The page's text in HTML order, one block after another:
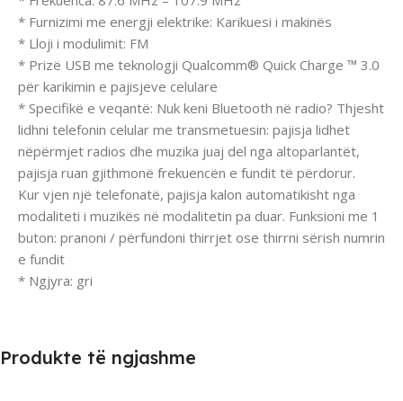
* Furnizimi me energji elektrike: Karikuesi i makinës
* Lloji i modulimit: FM
* Prizë USB me teknologji Qualcomm® Quick Charge ™ 3.0
për karikimin e pajisjeve celulare
* Specifikë e veqantë: Nuk keni Bluetooth në radio? Thjesht
lidhni telefonin celular me transmetuesin: pajisja lidhet
nëpërmjet radios dhe muzika juaj del nga altoparlantët,
pajisja ruan gjithmonë frekuencën e fundit të përdorur.
Kur vjen një telefonatë, pajisja kalon automatikisht nga
modaliteti i muzikës në modalitetin pa duar. Funksioni me 1
buton: pranoni / përfundoni thirrjet ose thirrni sërish numrin
e fundit
* Ngjyra: gri
Produkte të ngjashme